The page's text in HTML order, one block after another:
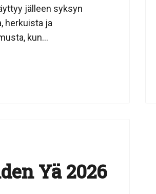
jälleen syksyn
herkuista ja
kun...
Yä 2026